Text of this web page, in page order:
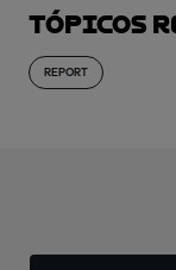
Tópicos
REPORT